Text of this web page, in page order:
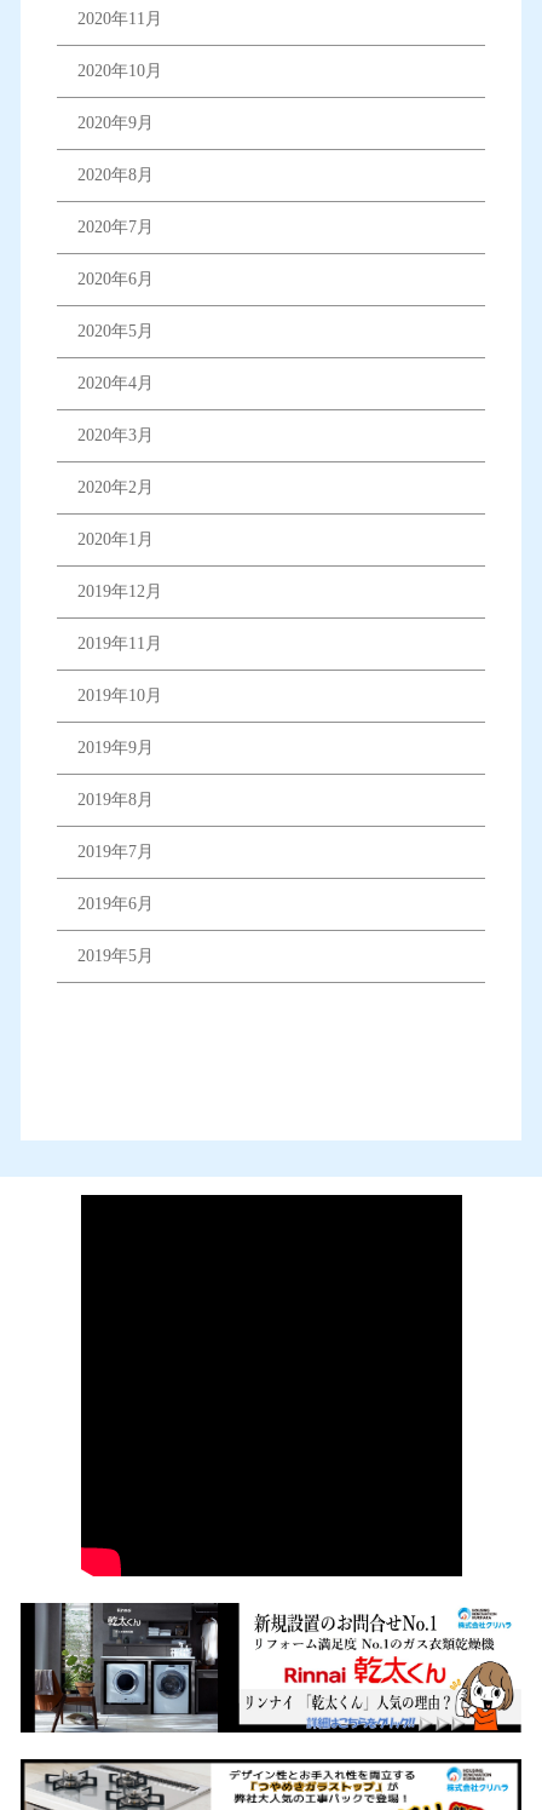
2020年11月
2020年10月
2020年9月
2020年8月
2020年7月
2020年6月
2020年5月
2020年4月
2020年3月
2020年2月
2020年1月
2019年12月
2019年11月
2019年10月
2019年9月
2019年8月
2019年7月
2019年6月
2019年5月